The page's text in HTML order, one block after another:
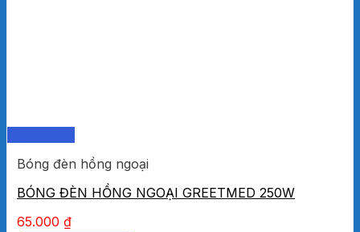
Bóng đèn hồng ngoại
BÓNG ĐÈN HỒNG NGOẠI GREETMED 250W
65.000 ₫